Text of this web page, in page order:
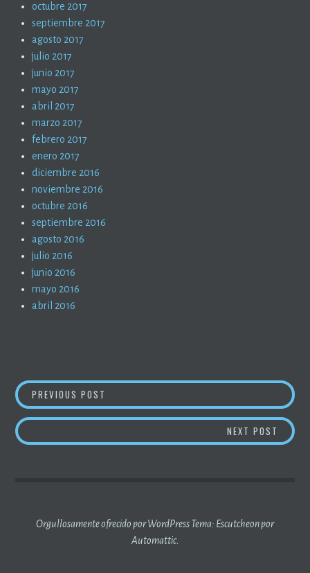
octubre 2017
septiembre 2017
agosto 2017
julio 2017
junio 2017
mayo 2017
abril 2017
marzo 2017
febrero 2017
enero 2017
diciembre 2016
noviembre 2016
octubre 2016
septiembre 2016
agosto 2016
julio 2016
junio 2016
mayo 2016
abril 2016
NAVEGACIÓN
DE
PREVIOUS POST
NEXT POST
Orgullosamente ofrecido por WordPressTema: Escutcheon por
Automattic.